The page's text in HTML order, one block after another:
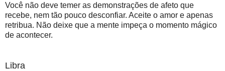
Você não deve temer as demonstrações de afeto que
recebe, nem tão pouco desconfiar. Aceite o amor e apenas
retribua. Não deixe que a mente impeça o momento mágico
de acontecer.
Libra